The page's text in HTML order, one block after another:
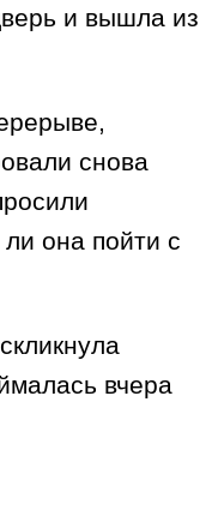
и вышла из
снова
она пойти с
вчера